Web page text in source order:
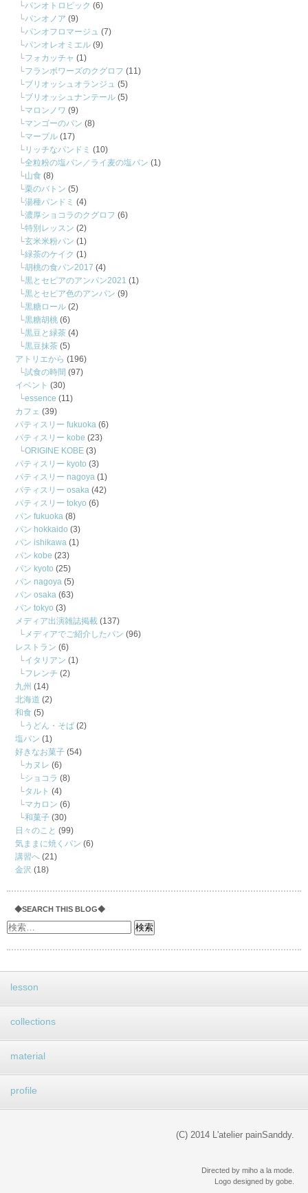
パンオトロピック (6)
パンオノア (9)
パンオフロマージュ (7)
パンオレオミエル (9)
フォカッチャ (1)
フランボワーズのクグロフ (11)
ブリオッシュオランジュ (5)
ブリオッシュナンテール (5)
マロンノワ (9)
マンゴーのパン (8)
マーブル (17)
リッチなパンドミ (10)
全粒粉の塩パン／ライ麦の塩パン (1)
山食 (8)
栗のバトン (5)
湯種パンドミ (4)
濃厚ショコラのクグロフ (6)
特別レッスン (2)
玄米米粉パン (1)
緑茶のケイク (1)
胡桃の食パン2017 (4)
黒とセピアのアンパン2021 (1)
黒とセピア色のアンパン (9)
黒糖ロール (2)
黒糖胡桃 (6)
黒豆と緑茶 (4)
黒豆抹茶 (5)
アトリエから (196)
試食の時間 (97)
イベント (30)
essence (11)
カフェ (39)
パティスリー fukuoka (6)
パティスリー kobe (23)
ORIGINE KOBE (3)
パティスリー kyoto (3)
パティスリー nagoya (1)
パティスリー osaka (42)
パティスリー tokyo (6)
パン fukuoka (8)
パン hokkaido (3)
パン ishikawa (1)
パン kobe (23)
パン kyoto (25)
パン nagoya (5)
パン osaka (63)
パン tokyo (3)
メディア出演雑誌掲載 (137)
メディアでご紹介したパン (96)
レストラン (6)
イタリアン (1)
フレンチ (2)
九州 (14)
北海道 (2)
和食 (5)
うどん・そば (2)
塩パン (1)
好きなお菓子 (54)
カヌレ (6)
ショコラ (8)
タルト (4)
マカロン (6)
和菓子 (30)
日々のこと (99)
気ままに焼くパン (6)
講習へ (21)
金沢 (18)
◆SEARCH THIS BLOG◆
lesson
collections
material
profile
(C) 2014 L'atelier painSanddy.
Directed by miho a la mode.
Logo designed by gobe.